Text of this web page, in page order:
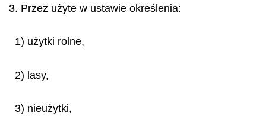
3. Przez użyte w ustawie określenia:
1) użytki rolne,
2) lasy,
3) nieużytki,